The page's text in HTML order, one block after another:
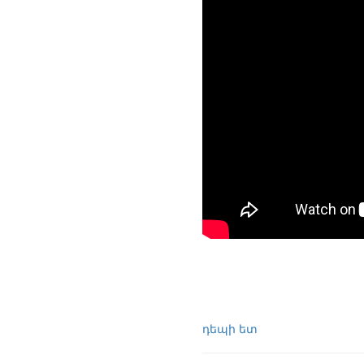
դեպի ետ